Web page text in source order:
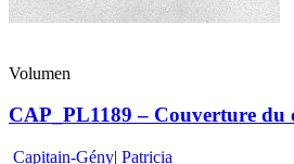
Volumen
CAP_PL1189 – Couverture du
Capitain-Gény| Patricia